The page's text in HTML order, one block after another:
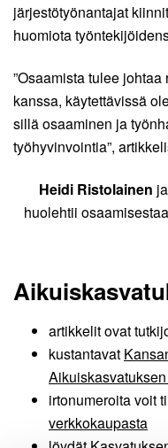
järjestötyönantajat
huomiota
”Osaamista tulee
kanssa, käytettävissä
sillä osaaminen ja
työhyvinvointia”,
Heidi Ristolainen ja
huolehtii
artikkelit ovat
kustantavat
irtonumeroita voit
verkkokaupasta